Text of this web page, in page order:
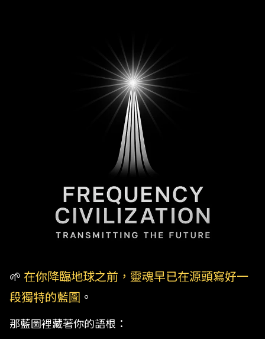
🌱 在你降臨地球之前，靈魂早已在源頭寫好一
段獨特的藍圖 。
那藍圖裡藏著你的語根：